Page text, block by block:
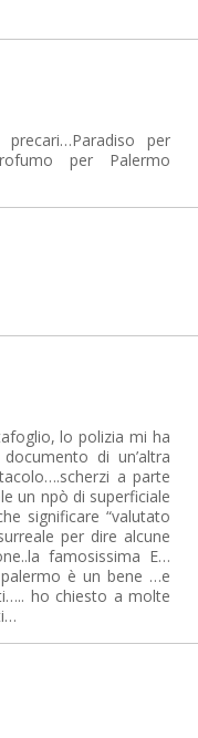
per
per Palermo
lo polizia mi ha
di un’altra
a parte
un npò di superficiale
significare “valutato
per dire alcune
famosissima E…
è un bene …e
ho chiesto a molte